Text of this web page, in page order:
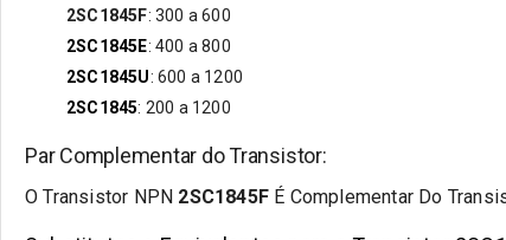
2SC1845 F: 300 a 600
2SC1845E: 400 a 800
2SC1845U: 600 a 1200
2SC1845: 200 a 1200
Par Complementar do Transistor:
O Transistor N PN 2SC1845F É Complementar Do